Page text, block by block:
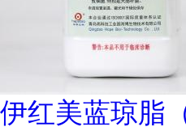
伊红美蓝琼脂